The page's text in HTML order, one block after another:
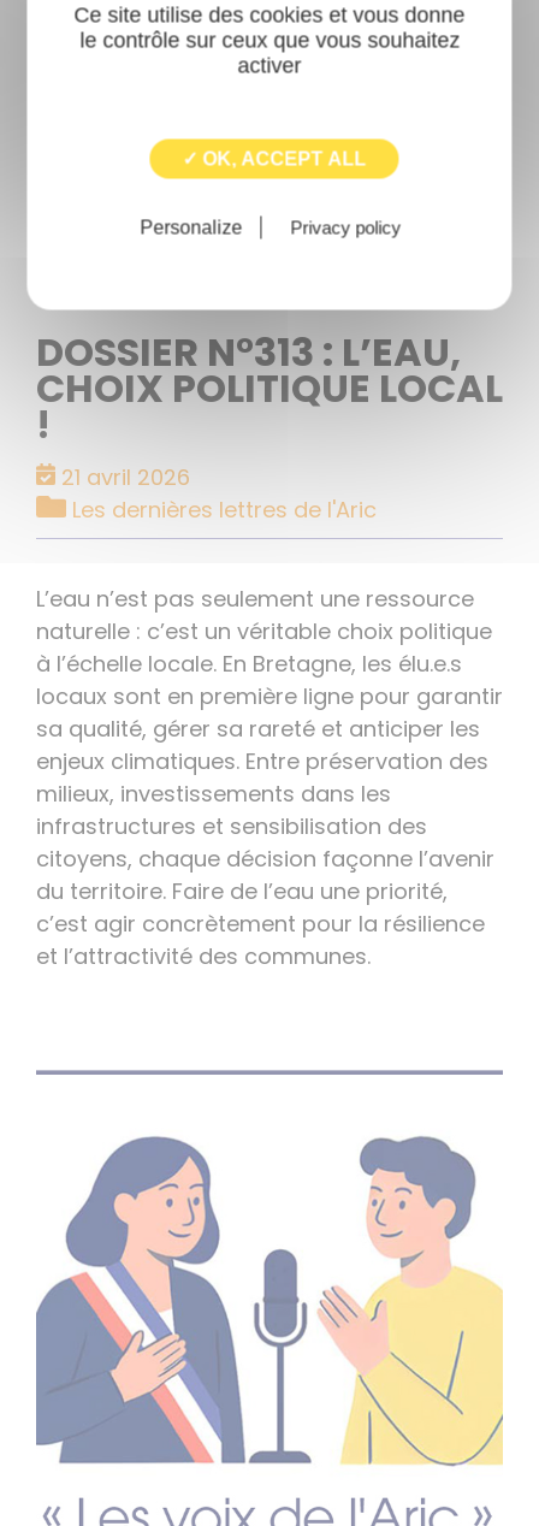
DOSSIER N°313 : L’EAU,
CHOIX POLITIQUE LOCAL
!
21 avril 2026
Catégories
Les dernières lettres de l'Aric
L’eau n’est pas seulement une ressource
naturelle : c’est un véritable choix politique
à l’échelle locale. En Bretagne, les élu.e.s
locaux sont en première ligne pour garantir
sa qualité, gérer sa rareté et anticiper les
enjeux climatiques. Entre préservation des
milieux, investissements dans les
infrastructures et sensibilisation des
citoyens, chaque décision façonne l’avenir
du territoire. Faire de l’eau une priorité,
c’est agir concrètement pour la résilience
et l’attractivité des communes.
Ce site utilise des cookies et vous donne
le contrôle sur ceux que vous souhaitez
activer
✓ OK, ACCEPT ALL
Personalize Privacy policy